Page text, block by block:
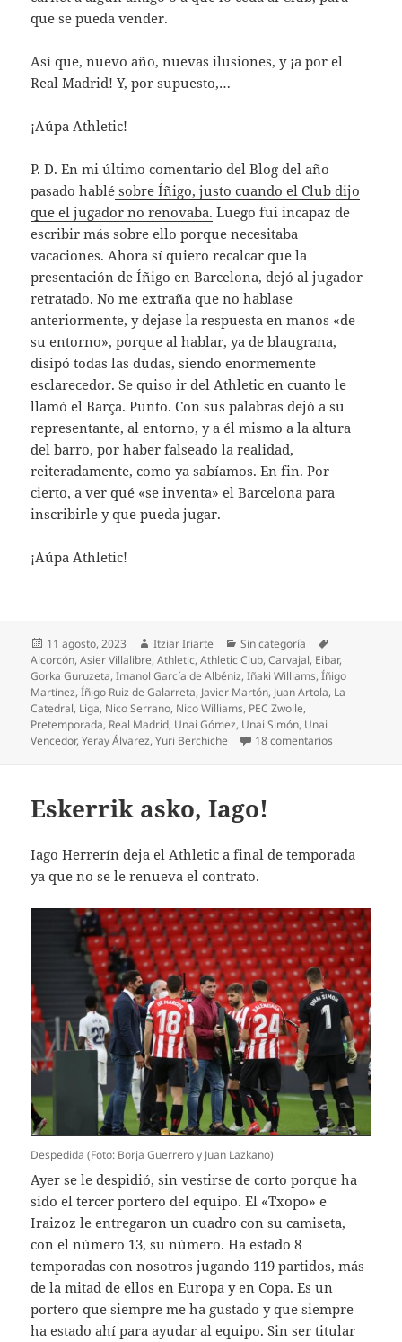
que se pueda vender.
Así que, nuevo año, nuevas ilusiones, y ¡a por el
Real Madrid! Y, por supuesto,…
¡Aúpa Athletic!
P. D. En mi último comentario del Blog del año
pasado hablé sobre Íñigo, justo cuando el Club dijo
que el jugador no renovaba. Luego fui incapaz de
escribir más sobre ello porque necesitaba
vacaciones. Ahora sí quiero recalcar que la
presentación de Íñigo en Barcelona, dejó al jugador
retratado. No me extraña que no hablase
anteriormente, y dejase la respuesta en manos «de
su entorno», porque al hablar, ya de blaugrana,
disipó todas las dudas, siendo enormemente
esclarecedor. Se quiso ir del Athletic en cuanto le
llamó el Barça. Punto. Con sus palabras dejó a su
representante, al entorno, y a él mismo a la altura
del barro, por haber falseado la realidad,
reiteradamente, como ya sabíamos. En fin. Por
cierto, a ver qué «se inventa» el Barcelona para
inscribirle y que pueda jugar.
¡Aúpa Athletic!
Publicado
el
11 agosto, 2023 Autor
Itziar Iriarte Categorías
Sin categoría
Alcorcón,Asier Villalibre,Athletic,Athletic Club,Carvajal, Eibar,
Gorka Guruzeta,Imanol García de Albéniz,Iñaki Williams,Íñigo
Martínez,Íñigo Ruiz de Galarreta, Javier Martón, Juan Artola, La
Catedral, Liga, Nico Serrano, Nico Williams, PEC Zwolle,
Pretemporada, Real Madrid, Unai Gómez, Unai Simón, Unai
Vencedor,Yeray Álvarez,Yuri Berchiche 18 comentarios
Eskerrik asko, Iago!
Iago Herrerín deja el Athletic a final de temporada
ya que no se le renueva el contrato.
Despedida (Foto: Borja Guerrero y Juan Lazkano)
Ayer se le despidió, sin vestirse de corto porque ha
sido el tercer portero del equipo. El «Txopo» e
Iraizoz le entregaron un cuadro con su camiseta,
con el número 13, su número. Ha estado 8
temporadas con nosotros jugando 119 partidos, más
de la mitad de ellos en Europa y en Copa. Es un
portero que siempre me ha gustado y que siempre
ha estado ahí para ayudar al equipo. Sin ser titular